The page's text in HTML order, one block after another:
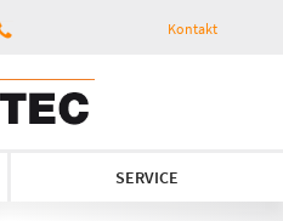
Kontakt
SERVICE